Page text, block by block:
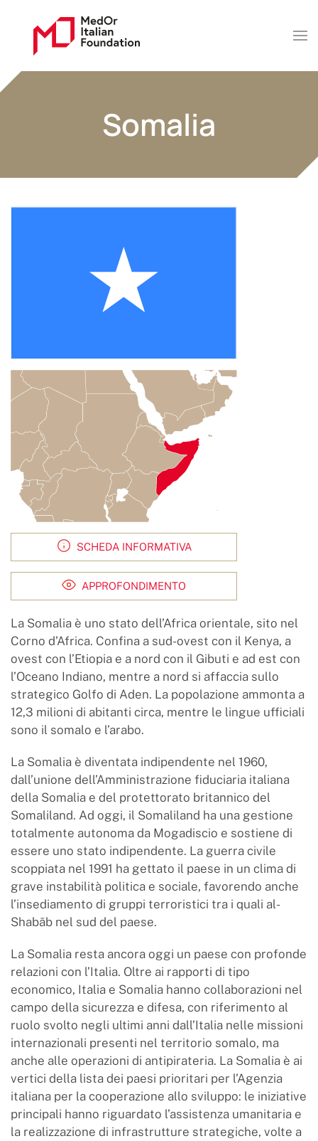
Somalia
SCHEDA INFORMATIVA
APPROFONDIMENTO
La Somalia è uno stato dell’Africa orientale, sito nel
Corno d’Africa. Confina a sud-ovest con il Kenya, a
ovest con l’Etiopia e a nord con il Gibuti e ad est con
l’Oceano Indiano, mentre a nord si affaccia sullo
strategico Golfo di Aden. La popolazione ammonta a
12,3 milioni di abitanti circa, mentre le lingue ufficiali
sono il somalo e l’arabo.
La Somalia è diventata indipendente nel 1960,
dall’unione dell’Amministrazione fiduciaria italiana
della Somalia e del protettorato britannico del
Somaliland. Ad oggi, il Somaliland ha una gestione
totalmente autonoma da Mogadiscio e sostiene di
essere uno stato indipendente. La guerra civile
scoppiata nel 1991 ha gettato il paese in un clima di
grave instabilità politica e sociale, favorendo anche
l’insediamento di gruppi terroristici tra i quali al-
Shabāb nel sud del paese.
La Somalia resta ancora oggi un paese con profonde
relazioni con l’Italia. Oltre ai rapporti di tipo
economico, Italia e Somalia hanno collaborazioni nel
campo della sicurezza e difesa, con riferimento al
ruolo svolto negli ultimi anni dall’Italia nelle missioni
internazionali presenti nel territorio somalo, ma
anche alle operazioni di antipirateria. La Somalia è ai
vertici della lista dei paesi prioritari per l’Agenzia
italiana per la cooperazione allo sviluppo: le iniziative
principali hanno riguardato l’assistenza umanitaria e
la realizzazione di infrastrutture strategiche, volte a